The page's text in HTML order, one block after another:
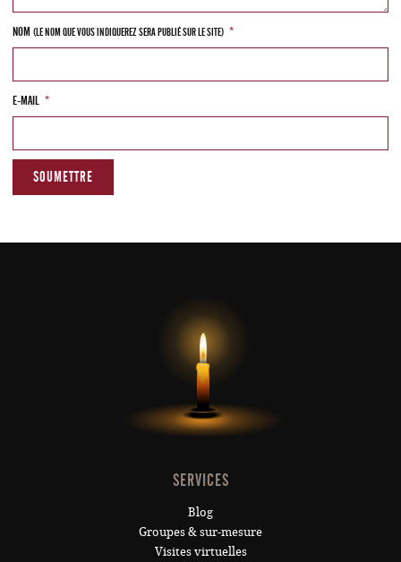
NOM(LE NOM QUE VOUS INDIQUEREZ SERA PUBLIÉ SUR LE SITE) *
E-MAIL*
SERVICES
Blog
Groupes & sur-mesure
Visites virtuelles